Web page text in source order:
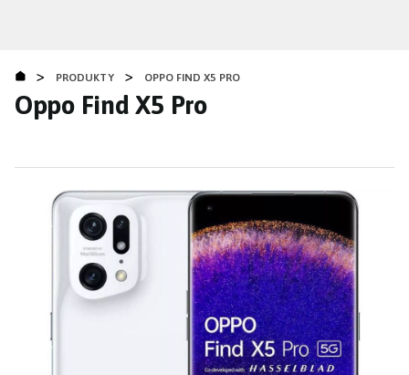
obsahu
> PRODUKTY > OPPO FIND X5 PRO
Oppo Find X5 Pro